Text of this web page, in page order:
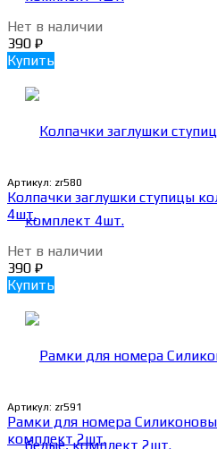
Нет в наличии
390 ₽
Купить
Артикул: zr580
Колпачки заглушки ступицы
4шт.
Нет в наличии
390 ₽
Купить
Артикул: zr591
Рамки для номера
комплект 2шт.